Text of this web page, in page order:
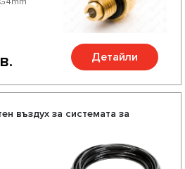
Детайли
въздух за системата за